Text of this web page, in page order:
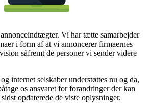
Vi har tætte samarbejder
i form af at vi annoncerer firmaernes
såfremt de personer vi sender videre
internet selskaber understøttes nu og da,
os ansvaret for forandringer der kan
opdaterede de viste oplysninger.